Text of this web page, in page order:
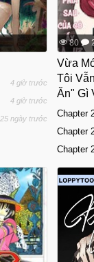
4 giờ trước
4 giờ trước
25 ngày trước
80
Vừa
Tôi
Ăn" Gì
Trưởng
Chapter
Chapter
Chapter